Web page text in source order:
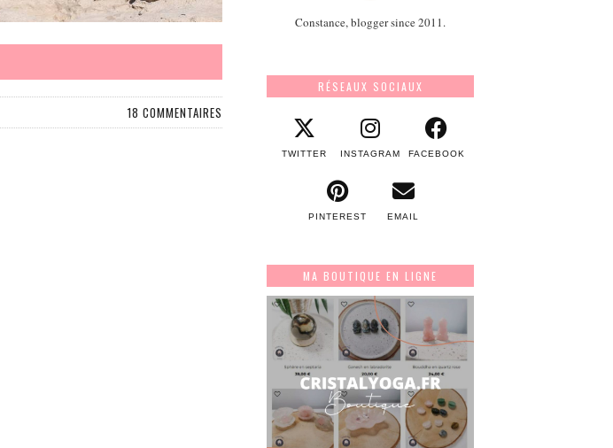
18 COMMENTAIRES
Constance, blogger since 2011.
RÉSEAUX SOCIAUX
TWITTER INSTAGRAM FACEBOOK
PINTEREST EMAIL
MA BOUTIQUE EN LIGNE